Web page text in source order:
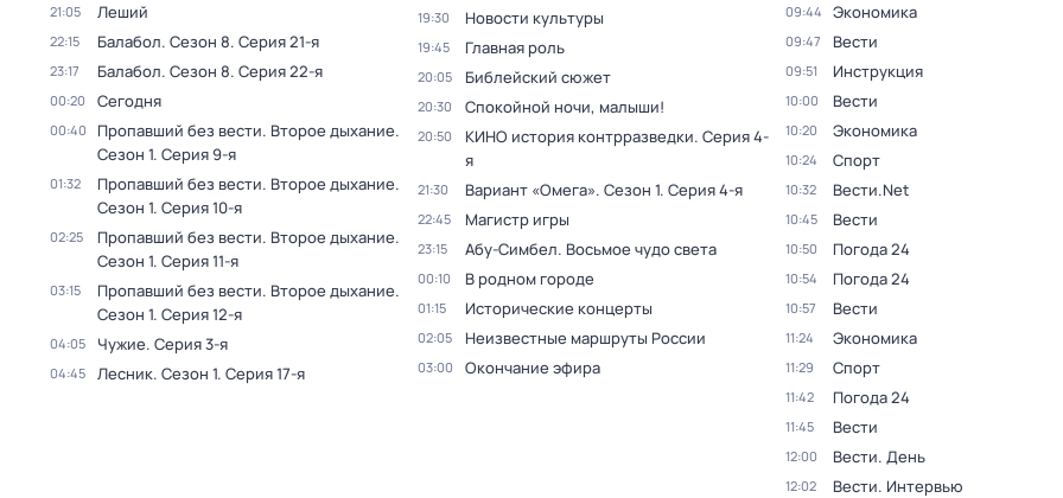
21:05 Леший
22:15 Балабол. Сезон 8. Серия 21-я
23:17 Балабол. Сезон 8. Серия 22-я
00:20 Сегодня
00:40 Пропавший без вести. Второе дыхание.
Сезон 1. Серия 9-я
01:32 Пропавший без вести. Второе дыхание.
Сезон 1. Серия 10-я
02:25 Пропавший без вести. Второе дыхание.
Сезон 1. Серия 11-я
03:15 Пропавший без вести. Второе дыхание.
Сезон 1. Серия 12-я
04:05 Чужие. Серия 3-я
04:45 Лесник. Сезон 1. Серия 17-я
19:30 Новости культуры
19:45 Главная роль
20:05 Библейский сюжет
20:30 Спокойной ночи, малыши!
20:50 КИНО история контрразведки. Серия 4-
я
21:30 Вариант «Омега». Сезон 1. Серия 4-я
22:45 Магистр игры
23:15 Абу-Симбел. Восьмое чудо света
00:10 В родном городе
01:15 Исторические концерты
02:05 Неизвестные маршруты России
03:00 Окончание эфира
09:44 Экономика
09:47 Вести
09:51 Инструкция
10:00 Вести
10:20 Экономика
10:24 Спорт
10:32 Вести.Net
10:45 Вести
10:50 Погода 24
10:54 Погода 24
10:57 Вести
11:24 Экономика
11:29 Спорт
11:42 Погода 24
11:45 Вести
12:00 Вести. День
12:02 Вести. Интервью